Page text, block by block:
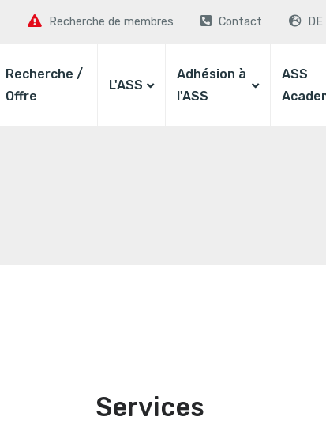
Recherche de membres Contact DE
Recherche /
Offre
L'ASS
Adhésion à
l'ASS
ASS
Services